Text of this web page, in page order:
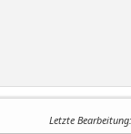
Letzte Bearbeitung